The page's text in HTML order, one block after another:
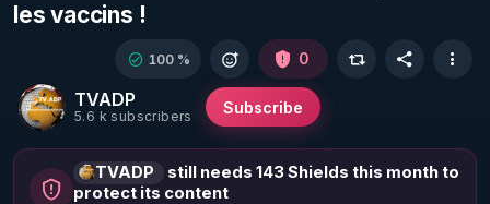
les vaccins !
TVADP
5.6 k subscribers Subscribe
100 % 0
TVADP
still needs 143 Shields this month to
protect its content